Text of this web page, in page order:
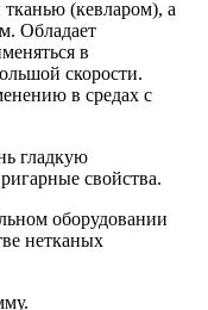
(кевларом), а
Обладает
в
скорости.
в средах с
гладкую
свойства.
оборудовании
нетканых